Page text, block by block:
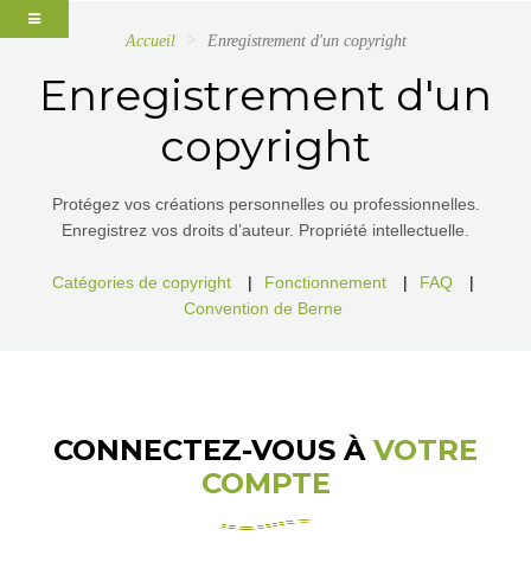
Accueil Enregistrement d'un copyright
Enregistrement d'un
copyright
Protégez vos créations personnelles ou professionnelles.
Enregistrez vos droits d’auteur. Propriété intellectuelle.
Catégories de copyright | Fonctionnement | FAQ
|
Convention de Berne
CONNECTEZ-VOUS À VOTRE
COMPTE